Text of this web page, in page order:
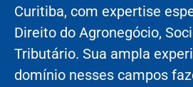
Curitiba, com expertise
Direito do Agronegócio,
Tributário. Sua ampla
domínio nesses campos